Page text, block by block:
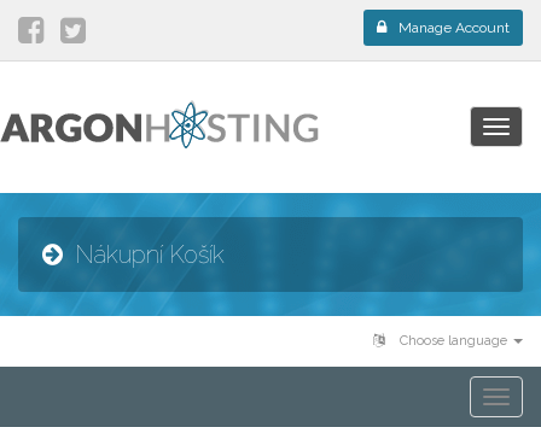
Manage Account
Nákupní Košík
Choose language